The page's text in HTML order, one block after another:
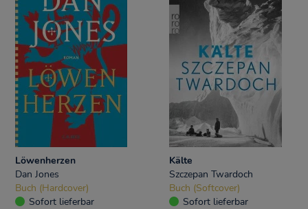
Löwenherzen
Dan Jones
Buch (Hardcover)
Sofort lieferbar
Kälte
Szczepan Twardoch
Buch (Softcover)
Sofort lieferbar